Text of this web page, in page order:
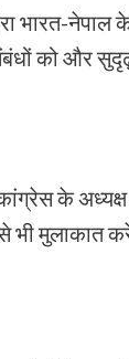
भारत-नेपाल
संबंधों को
कांग्रेस के
भी मुलाकात